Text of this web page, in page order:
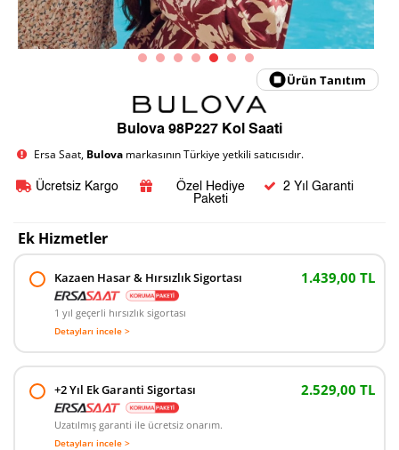
Ürün Tanıtım
Bulova 98P227 Kol Saati
Ersa Saat, Bulova markasının Türkiye yetkili satıcısıdır.
Ücretsiz Kargo
Özel Hediye
Paketi
2 Yıl Garanti
Ek Hizmetler
Kazaen Hasar & Hırsızlık Sigortası 1.439,00 TL
1 yıl geçerli hırsızlık sigortası
Detayları incele >
+2 Yıl Ek Garanti Sigortası 2.529,00 TL
Uzatılmış garanti ile ücretsiz onarım.
Detayları incele >